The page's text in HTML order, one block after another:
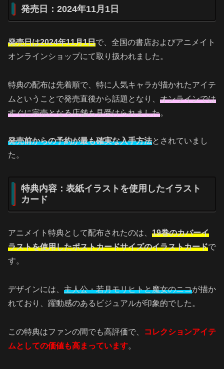
発売日：2024年11月1日
発売日は2024年11月1日で、全国の書店およびアニメイト
オンラインショップにて取り扱われました。
特典の配布は先着順で、特に人気キャラが描かれたアイテ
ムということで発売直後から話題となり、 オンラインでは
すぐに完売となる店舗も見受けられました。
発売前からの予約が最も確実な入手方法とされていまし
た。
特典内容：表紙イラストを使用したイラスト
カード
アニメイト特典として配布されたのは、 19巻のカバーイ
ラストを使用したポストカードサイズのイラストカードで
す。
デザインには、 主人公・若月モリヒトと魔女のニコが描か
れており、躍動感のあるビジュアルが印象的でした。
この特典はファンの間でも高評価で、
コレクションアイテ
ムとしての価値も高まっています。